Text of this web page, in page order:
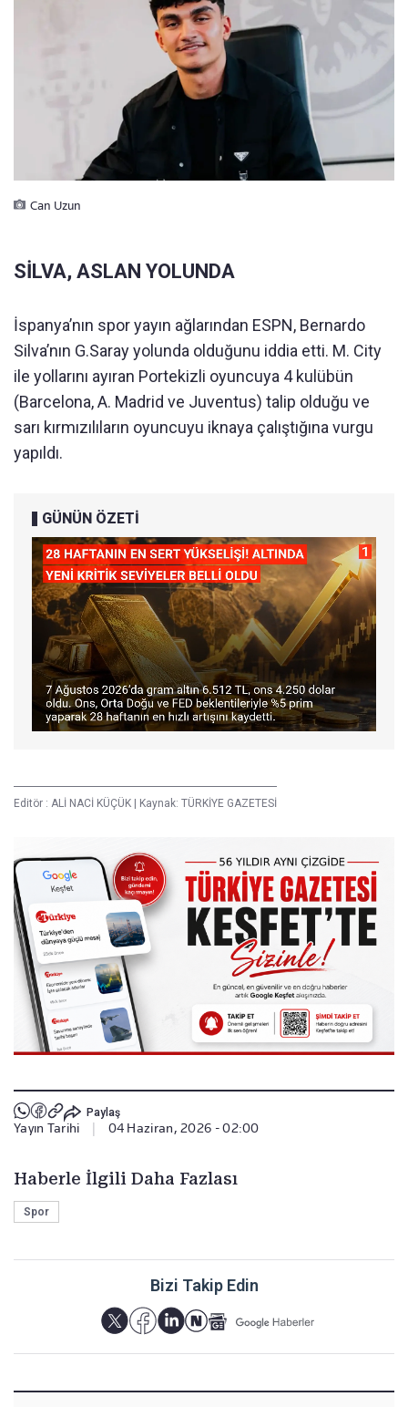
Can Uzun
SİLVA, ASLAN YOLUNDA
İspanya’nın spor yayın ağlarından ESPN, Bernardo
Silva’nın G.Saray yolunda olduğunu iddia etti. M. City
ile yollarını ayıran Portekizli oyuncuya 4 kulübün
(Barcelona, A. Madrid ve Juventus) talip olduğu ve
sarı kırmızılıların oyuncuyu iknaya çalıştığına vurgu
yapıldı.
GÜNÜN ÖZETİ
Editör : ALİ NACİ KÜÇÜK | Kaynak: TÜRKİYE GAZETESİ
Paylaş
Yayın Tarihi 04 Haziran, 2026 - 02:00
Haberle İlgili Daha Fazlası
Spor
Bizi Takip Edin